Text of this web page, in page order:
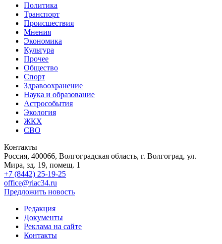
Политика
Транспорт
Происшествия
Мнения
Экономика
Культура
Прочее
Общество
Спорт
Здравоохранение
Наука и образование
Астрособытия
Экология
ЖКХ
СВО
Контакты
Россия, 400066, Волгоградская область, г. Волгоград, ул.
Мира, зд. 19, помещ. 1
+7 (8442) 25-19-25
office@riac34.ru
Предложить новость
Редакция
Документы
Реклама на сайте
Контакты